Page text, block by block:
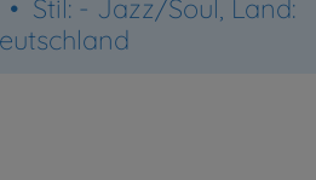
Stil: - Jazz/Soul, Land: